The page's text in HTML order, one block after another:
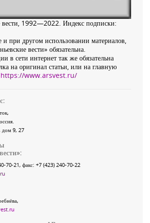
вести, 1992—2022. Индекс подписки:
и при другом использовании материалов,
вести» обязательна.
в сети интернет так же обязательна
на оригинал статьи, или на главную
https://www.arsvest.ru/
,
дом 9, 27
»:
70-21, факс: +7 (423) 240-70-22